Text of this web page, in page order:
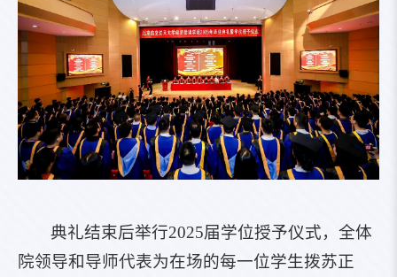
典礼结束后举行2025届学位授予仪式，全体
院领导和导师代表为在场的每一位学生拨苏正